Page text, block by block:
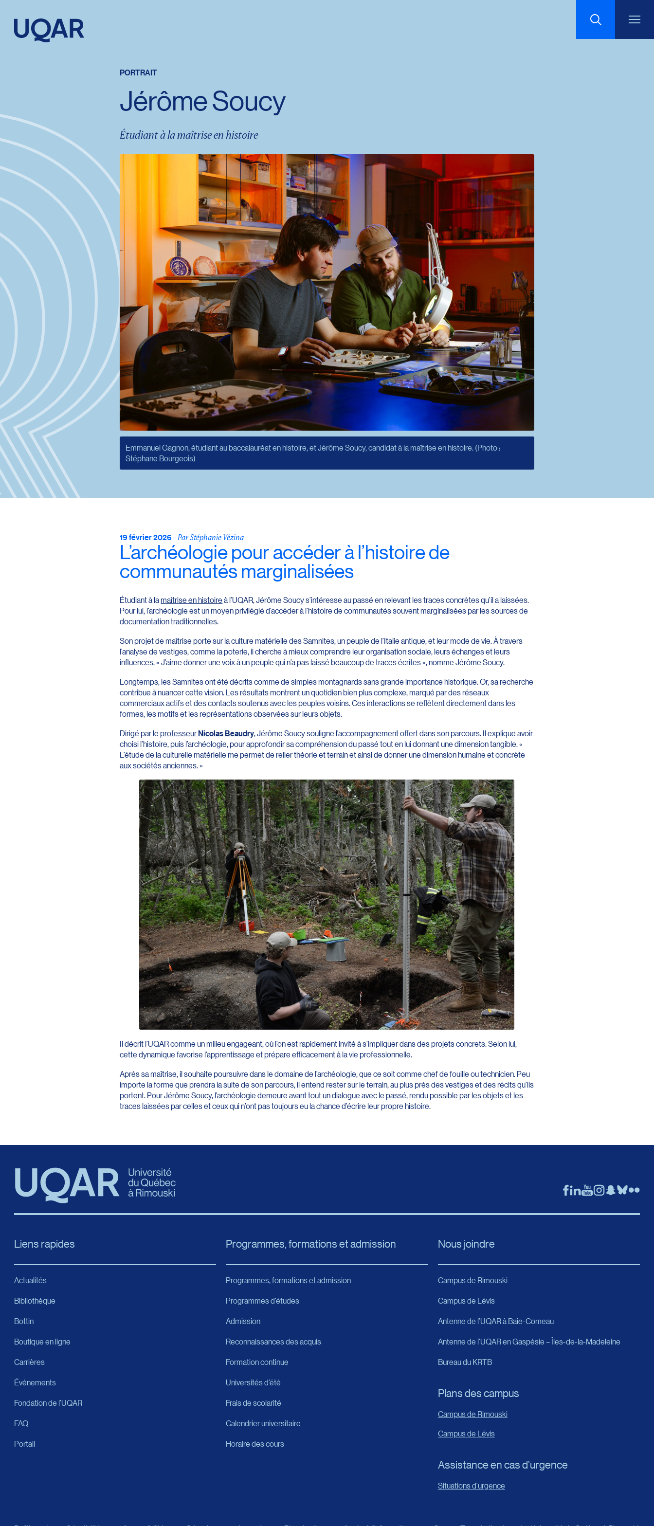
Taille du texte
Interlignage du texte
Espacement du texte
Réinitialiser les paramètres
PORTRAIT
Jérôme Soucy
Étudiant à la maîtrise en histoire
Emmanuel Gagnon, étudiant au baccalauréat en histoire, et Jérôme Soucy, candidat à la maîtrise en histoire. (Photo :
Stéphane Bourgeois)
19 février 2026- Par Stéphanie Vézina
L’archéologie pour accéder à l’histoire de
communautés marginalisées
Étudiant à lamaîtrise en histoireà l’UQAR, Jérôme Soucy s’intéresse au passé en relevant les traces concrètes qu’il a laissées.
Pour lui, l’archéologie est un moyen privilégié d’accéder à l’histoire de communautés souvent marginalisées par les sources de
documentation traditionnelles.
Son projet de maîtrise porte sur la culture matérielle des Samnites, un peuple de l’Italie antique, et leur mode de vie. À travers
l’analyse de vestiges, comme la poterie, il cherche à mieux comprendre leur organisation sociale, leurs échanges et leurs
influences. « J’aime donner une voix à un peuple qui n’a pas laissé beaucoup de traces écrites », nomme Jérôme Soucy.
Longtemps, les Samnites ont été décrits comme de simples montagnards sans grande importance historique. Or, sa recherche
contribue à nuancer cette vision. Les résultats montrent un quotidien bien plus complexe, marqué par des réseaux
commerciaux actifs et des contacts soutenus avec les peuples voisins. Ces interactions se reflètent directement dans les
formes, les motifs et les représentations observées sur leurs objets.
Dirigé par leprofesseurNicolas Beaudry, Jérôme Soucy souligne l’accompagnement offert dans son parcours. Il explique avoir
choisi l’histoire, puis l’archéologie, pour approfondir sa compréhension du passé tout en lui donnant une dimension tangible. «
L’étude de la culturelle matérielle me permet de relier théorie et terrain et ainsi de donner une dimension humaine et concrète
aux sociétés anciennes. »
Il décrit l’UQAR comme un milieu engageant, où l’on est rapidement invité à s’impliquer dans des projets concrets. Selon lui,
cette dynamique favorise l’apprentissage et prépare efficacement à la vie professionnelle.
Après sa maîtrise, il souhaite poursuivre dans le domaine de l’archéologie, que ce soit comme chef de fouille ou technicien. Peu
importe la forme que prendra la suite de son parcours, il entend rester sur le terrain, au plus près des vestiges et des récits qu’ils
portent. Pour Jérôme Soucy, l’archéologie demeure avant tout un dialogue avec le passé, rendu possible par les objets et les
traces laissées par celles et ceux qui n’ont pas toujours eu la chance d’écrire leur propre histoire.
Liens rapides
Actualités
Bibliothèque
Bottin
Boutique en ligne
Carrières
Événements
Fondation de l’UQAR
FAQ
Portail
Programmes, formations et admission
Programmes, formations et admission
Programmes d’études
Admission
Reconnaissances des acquis
Formation continue
Universités d’été
Frais de scolarité
Calendrier universitaire
Horaire des cours
Nous joindre
Campus de Rimouski
Campus de Lévis
Antenne de l’UQAR à Baie-Comeau
Antenne de l’UQAR en Gaspésie – Îles-de-la-Madeleine
Bureau du KRTB
Plans des campus
Campus de Rimouski
Campus de Lévis
Assistance en cas d’urgence
Situations d'urgence